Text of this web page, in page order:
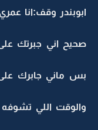
ابوبندر وقف:انا
صحيح اني جبرتك
بس ماني جابرك على
والوقت اللي